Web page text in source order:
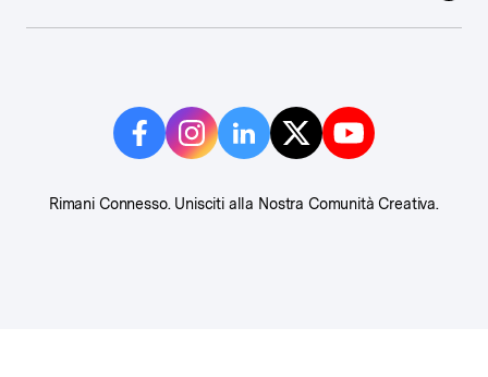
Rimani Connesso. Unisciti alla Nostra Comunità Creativa.